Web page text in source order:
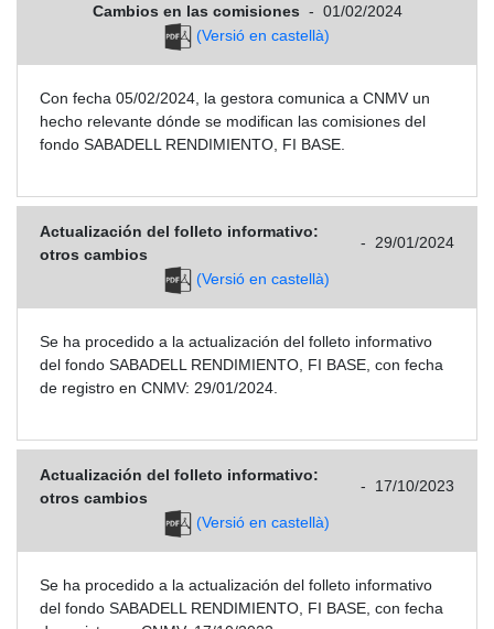
Cambios en las comisiones - 01/02/2024
(Versió en castellà)
Con fecha 05/02/2024, la gestora comunica a CNMV un
hecho relevante dónde se modifican las comisiones del
fondo SABADELL RENDIMIENTO, FI BASE.
Actualización del folleto informativo:
otros cambios
- 29/01/2024
(Versió en castellà)
Se ha procedido a la actualización del folleto informativo
del fondo SABADELL RENDIMIENTO, FI BASE, con fecha
de registro en CNMV: 29/01/2024.
Actualización del folleto informativo:
otros cambios
- 17/10/2023
(Versió en castellà)
Se ha procedido a la actualización del folleto informativo
del fondo SABADELL RENDIMIENTO, FI BASE, con fecha